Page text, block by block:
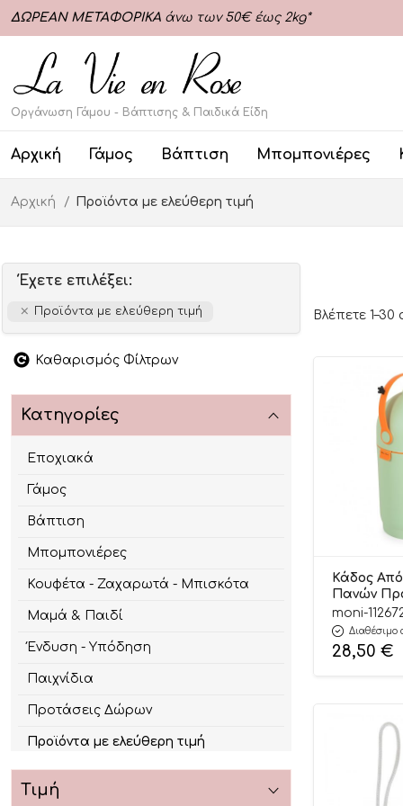
ΔΩΡΕΑΝ ΜΕΤΑΦΟΡΙΚΑ άνω των 50€ έως 2kg*
Οργάνωση Γάμου - Βάπτισης & Παιδικά Είδη
Αρχική Γάμος Βάπτιση Μπομπονιέρες
Αρχική Προϊόντα με ελεύθερη τιμή
Έχετε επιλέξει:
Προϊόντα με ελεύθερη τιμή
Καθαρισμός Φίλτρων
Κατηγορίες
Εποχιακά
Γάμος
Βάπτιση
Μπομπονιέρες
Κουφέτα - Ζαχαρωτά - Μπισκότα
Μαμά & Παιδί
Ένδυση - Υπόδηση
Παιχνίδια
Προτάσεις Δώρων
Προϊόντα με ελεύθερη τιμή
Τιμή
Βλέπετε
Κάδος
Πανών
Green
Cangaroo
moni-
Διαθέσιμο
28,50 €